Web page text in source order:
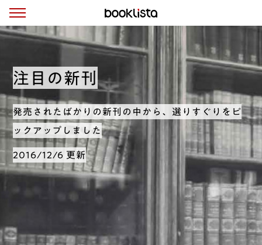
注目の新刊
発売されたばかりの新刊の中から、選りすぐりをピ
ックアップしました
2016/12/6 更新